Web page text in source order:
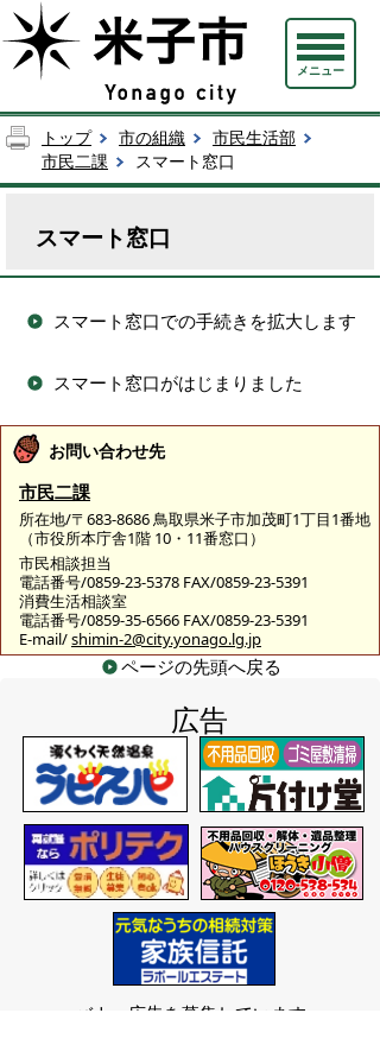
メニュー
トップ 市の組織
市民生活部
市民二課
スマート窓口
スマート窓口
スマート窓口での手続きを拡大します
スマート窓口がはじまりました
お問い合わせ先
市民二課
所在地/〒683-8686 鳥取県米子市加茂町1丁目1番地
（市役所本庁舎1階 10・11番窓口）
市民相談担当
電話番号/0859-23-5378 FAX/0859-23-5391
消費生活相談室
電話番号/0859-35-6566 FAX/0859-23-5391
E-mail/shimin-2@city.yonago.lg.jp
ページの先頭へ戻る
広告
バナー広告を募集しています